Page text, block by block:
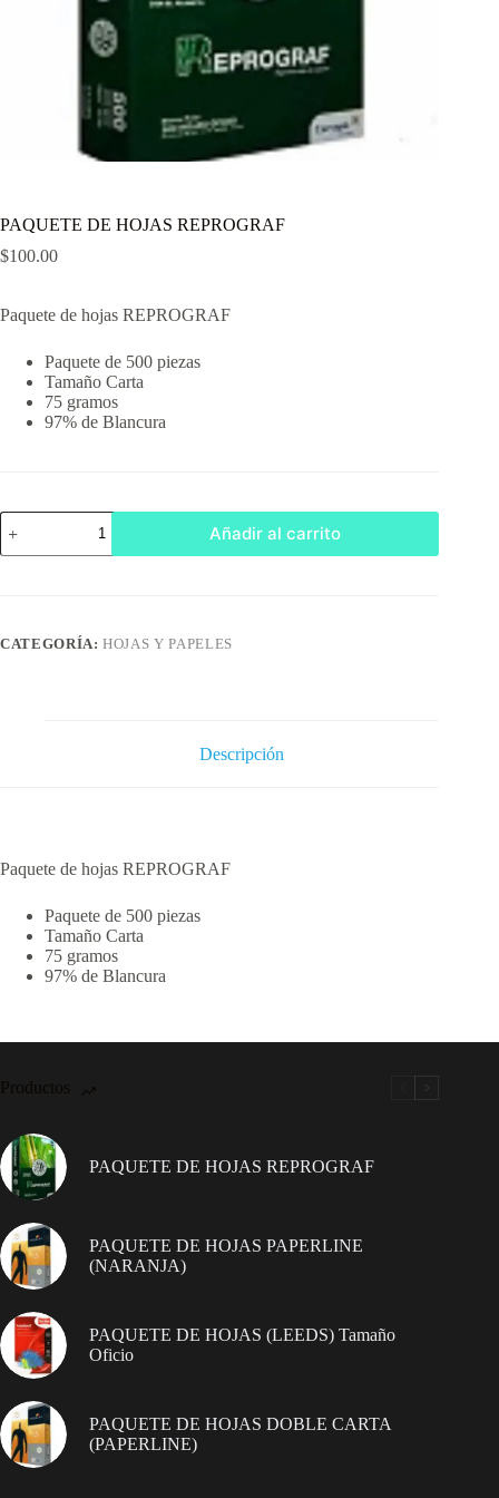
PAQUETE DE HOJAS REPROGRAF
$100.00
Paquete de hojas REPROGRAF
Paquete de 500 piezas
Tamaño Carta
75 gramos
97% de Blancura
PAQUETE
DE
HOJAS
Añadir al carrito
CATEGORÍA:HOJAS Y PAPELES
Descripción
Paquete de hojas REPROGRAF
Paquete de 500 piezas
Tamaño Carta
75 gramos
97% de Blancura
Productos
PAQUETE DE HOJAS REPROGRAF
PAQUETE DE HOJAS PAPERLINE
(NARANJA)
PAQUETE DE HOJAS (LEEDS) Tamaño
Oficio
PAQUETE DE HOJAS DOBLE CARTA
(PAPERLINE)